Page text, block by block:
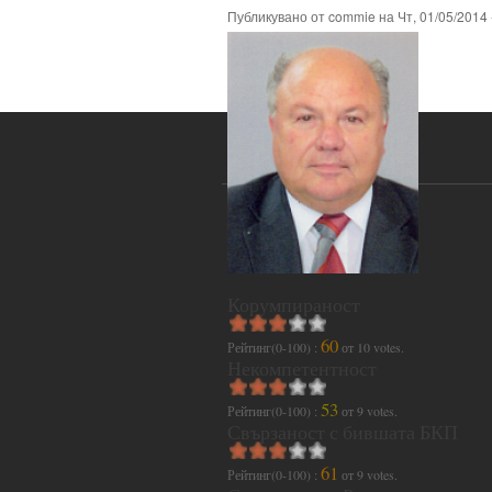
Публикувано отcommie на Чт, 01/05/2014
Рейтинг(0-100) : 60от 10 votes.
Рейтинг(0-100) : 53 от9 votes.
Рейтинг(0-100) : 61 от9 votes.